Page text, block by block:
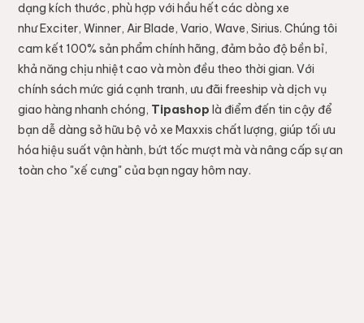
dạng kích thước, phù hợp với hầu hết các dòng xe
như Exciter, Winner, Air Blade, Vario, Wave, Sirius. Chúng tôi
cam kết 100% sản phẩm chính hãng, đảm bảo độ bền bỉ,
khả năng chịu nhiệt cao và mòn đều theo thời gian. Với
chính sách mức giá cạnh tranh, ưu đãi freeship và dịch vụ
giao hàng nhanh chóng, Tipashop là điểm đến tin cậy để
bạn dễ dàng sở hữu bộ vỏ xe Maxxis chất lượng, giúp tối ưu
hóa hiệu suất vận hành, bứt tốc mượt mà và nâng cấp sự an
toàn cho "xế cưng" của bạn ngay hôm nay.